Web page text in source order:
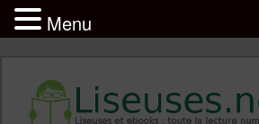
Menu